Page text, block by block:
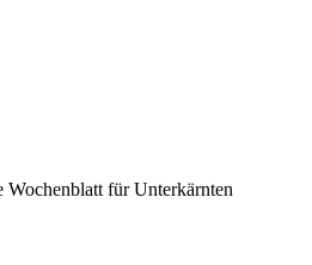
Wochenblatt für Unterkärnten